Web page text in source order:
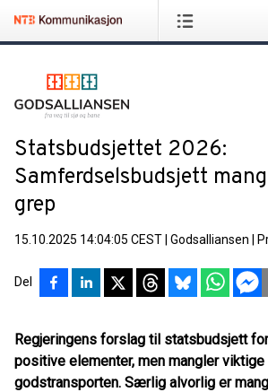
Statsbudsjettet 2026:
Samferdselsbudsjett
grep
15.10.2025 14:04:05 CEST Godsalliansen
Del
Regjeringens forslag til statsbudsjett
positive elementer, men mangler
godstransporten. Særlig alvorlig er